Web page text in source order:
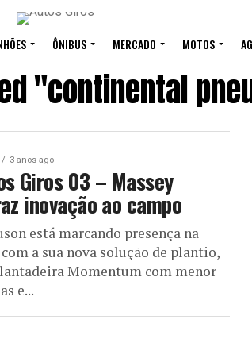
ÔNIBUS MERCADO MOTOS
"continental
3 anos ago
Giros 03 – Massey
inovação ao campo
está marcando presença na
a sua nova solução de plantio,
Momentum com menor
e...